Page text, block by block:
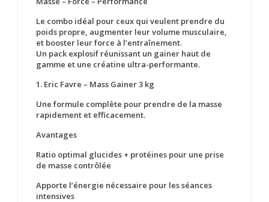
Le combo idéal pour ceux qui veulent prendre du
poids propre, augmenter leur volume musculaire,
et booster leur force à l’entraînement.
Un pack explosif réunissant un gainer haut de
gamme et une créatine ultra-performante.
1. Eric Favre – Mass Gainer 3 kg
Une formule complète pour prendre de la masse
rapidement et efficacement.
Avantages
Ratio optimal glucides + protéines pour une prise
de masse contrôlée
Apporte l’énergie nécessaire pour les séances
intensives